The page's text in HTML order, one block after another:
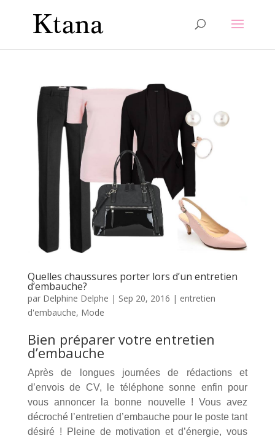
Quelles chaussures porter lors d’un entretien
d’embauche?
par Delphine Delphe | Sep 20, 2016 | entretien
d'embauche, Mode
Bien préparer votre entretien
d’embauche
Après de longues journées de rédactions et
d’envois de CV, le téléphone sonne enfin pour
vous annoncer la bonne nouvelle ! Vous avez
décroché l’entretien d’embauche pour le poste tant
désiré ! Pleine de motivation et d’énergie, vous